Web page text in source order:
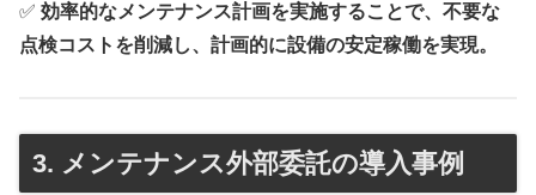
✅ 効率的なメンテナンス計画を実施することで、不要な
点検コストを削減し、計画的に設備の安定稼働を実現。
3. メンテナンス外部委託の導入事例